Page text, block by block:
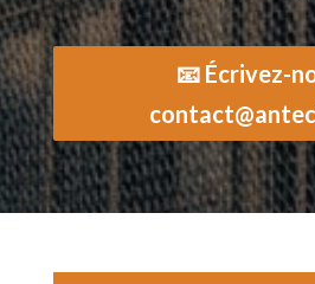
📧 Écrivez-